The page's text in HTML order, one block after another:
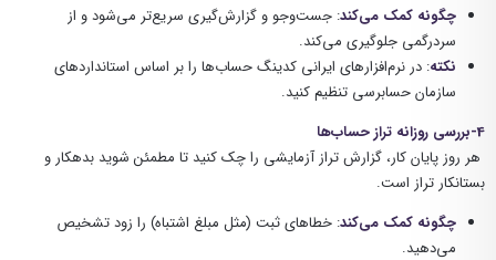
چگونه کمک می‌کند: جست‌وجو و گزارش‌گیری سریع‌تر می‌شود و از
سردرگمی جلوگیری می‌کند.
نکته: در نرم‌افزارهای ایرانی کدینگ حساب‌ها را بر اساس استانداردهای
سازمان حسابرسی تنظیم کنید.
4-بررسی روزانه تراز حساب‌ها
هر روز پایان کار، گزارش تراز آزمایشی را چک کنید تا مطمئن شوید بدهکار و
بستانکار تراز است.
چگونه کمک می‌کند: خطاهای ثبت (مثل مبلغ اشتباه) را زود تشخیص
می‌دهید.